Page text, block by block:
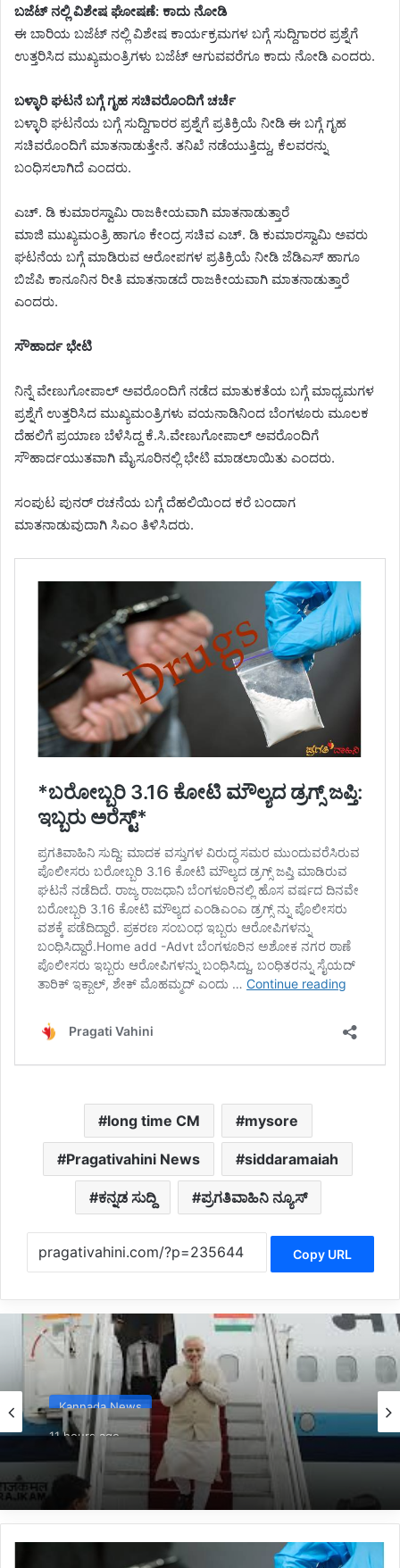
ಬಜೆಟ್ ನಲ್ಲಿ ವಿಶೇಷ ಘೋಷಣೆ: ಕಾದು ನೋಡಿ
ಈ ಬಾರಿಯ ಬಜೆಟ್ ನಲ್ಲಿ ವಿಶೇಷ ಕಾರ್ಯಕ್ರಮಗಳ ಬಗ್ಗೆ ಸುದ್ದಿಗಾರರ ಪ್ರಶ್ನೆಗೆ
ಉತ್ತರಿಸಿದ ಮುಖ್ಯಮಂತ್ರಿಗಳು ಬಜೆಟ್ ಆಗುವವರೆಗೂ ಕಾದು ನೋಡಿ ಎಂದರು.
ಬಳ್ಳಾರಿ ಘಟನೆ ಬಗ್ಗೆ ಗೃಹ ಸಚಿವರೊಂದಿಗೆ ಚರ್ಚೆ
ಬಳ್ಳಾರಿ ಘಟನೆಯ ಬಗ್ಗೆ ಸುದ್ದಿಗಾರರ ಪ್ರಶ್ನೆಗೆ ಪ್ರತಿಕ್ರಿಯೆ ನೀಡಿ ಈ ಬಗ್ಗೆ ಗೃಹ
ಸಚಿವರೊಂದಿಗೆ ಮಾತನಾಡುತ್ತೇನೆ. ತನಿಖೆ ನಡೆಯುತ್ತಿದ್ದು, ಕೆಲವರನ್ನು
ಬಂಧಿಸಲಾಗಿದೆ ಎಂದರು.
ಎಚ್. ಡಿ ಕುಮಾರಸ್ವಾಮಿ ರಾಜಕೀಯವಾಗಿ ಮಾತನಾಡುತ್ತಾರೆ
ಮಾಜಿ ಮುಖ್ಯಮಂತ್ರಿ ಹಾಗೂ ಕೇಂದ್ರ ಸಚಿವ ಎಚ್. ಡಿ ಕುಮಾರಸ್ವಾಮಿ ಅವರು
ಘಟನೆಯ ಬಗ್ಗೆ ಮಾಡಿರುವ ಆರೋಪಗಳ ಪ್ರತಿಕ್ರಿಯೆ ನೀಡಿ ಜೆಡಿಎಸ್ ಹಾಗೂ
ಬಿಜೆಪಿ ಕಾನೂನಿನ ರೀತಿ ಮಾತನಾಡದೆ ರಾಜಕೀಯವಾಗಿ ಮಾತನಾಡುತ್ತಾರೆ
ಎಂದರು.
ಸೌಹಾರ್ದ ಭೇಟಿ
ನಿನ್ನೆ ವೇಣುಗೋಪಾಲ್ ಅವರೊಂದಿಗೆ ನಡೆದ ಮಾತುಕತೆಯ ಬಗ್ಗೆ ಮಾಧ್ಯಮಗಳ
ಪ್ರಶ್ನೆಗೆ ಉತ್ತರಿಸಿದ ಮುಖ್ಯಮಂತ್ರಿಗಳು ವಯನಾಡಿನಿಂದ ಬೆಂಗಳೂರು ಮೂಲಕ
ದೆಹಲಿಗೆ ಪ್ರಯಾಣ ಬೆಳೆಸಿದ್ದ ಕೆ.ಸಿ.ವೇಣುಗೋಪಾಲ್ ಅವರೊಂದಿಗೆ
ಸೌಹಾರ್ದಯುತವಾಗಿ ಮೈಸೂರಿನಲ್ಲಿ ಭೇಟಿ ಮಾಡಲಾಯಿತು ಎಂದರು.
ಸಂಪುಟ ಪುನರ್ ರಚನೆಯ ಬಗ್ಗೆ ದೆಹಲಿಯಿಂದ ಕರೆ ಬಂದಾಗ
ಮಾತನಾಡುವುದಾಗಿ ಸಿಎಂ ತಿಳಿಸಿದರು.
long time CM mysore
Pragativahini News siddaramaiah
ಕನ್ನಡ ಸುದ್ದಿ ಪ್ರಗತಿವಾಹಿನಿ ನ್ಯೂಸ್
Copy URL
Kannada News
11 hours ago
*2025 ರಲ್ಲಿ ಪ್ರಧಾನಮಂತ್ರಿ ಅವರ ವಿದೇಶಕ್ಕೆ ತಗುಲಿದ
ಒಟ್ಟು ವೆಚ್ಚ ಎಷ್ಟು ಗೋತ್ತಾ..?*